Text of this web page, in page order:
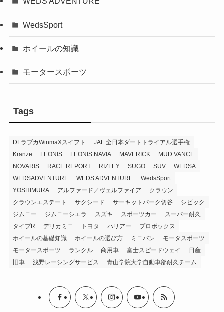
WedsSport
ホイールの知識
モータースポーツ
Tags
DLラブカWinmaXスイフト
JAF 全日本ダートトライアル選手権
Kranze
LEONIS LEONIS NAVIA MAVERICK
MUD VANCE
NOVARIS
RACE REPORT RIZLEY SUGO SUV
WEDSA
WEDSADVENTURE
WEDS ADVENTURE
WedsSport
YOSHIMURA
アルファード／ヴェルファイア
クラウン
クラウンエステート
サクシード サーキットパーク切谷
シビック
ジムニー
ジムニーシエラ スズキ スポーツカー
スーパー耐久
タイプR
デリカミニ トヨタ ハリアー
プロボックス
ホイールの基礎知識
ホイールの選び方 ミニバン
モータスポーツ
モータースポーツ
ランクル 商用車 富士スピードウェイ
日産
旧車
浅野レーシングサービス 青山学院大学自動車部耐久チーム